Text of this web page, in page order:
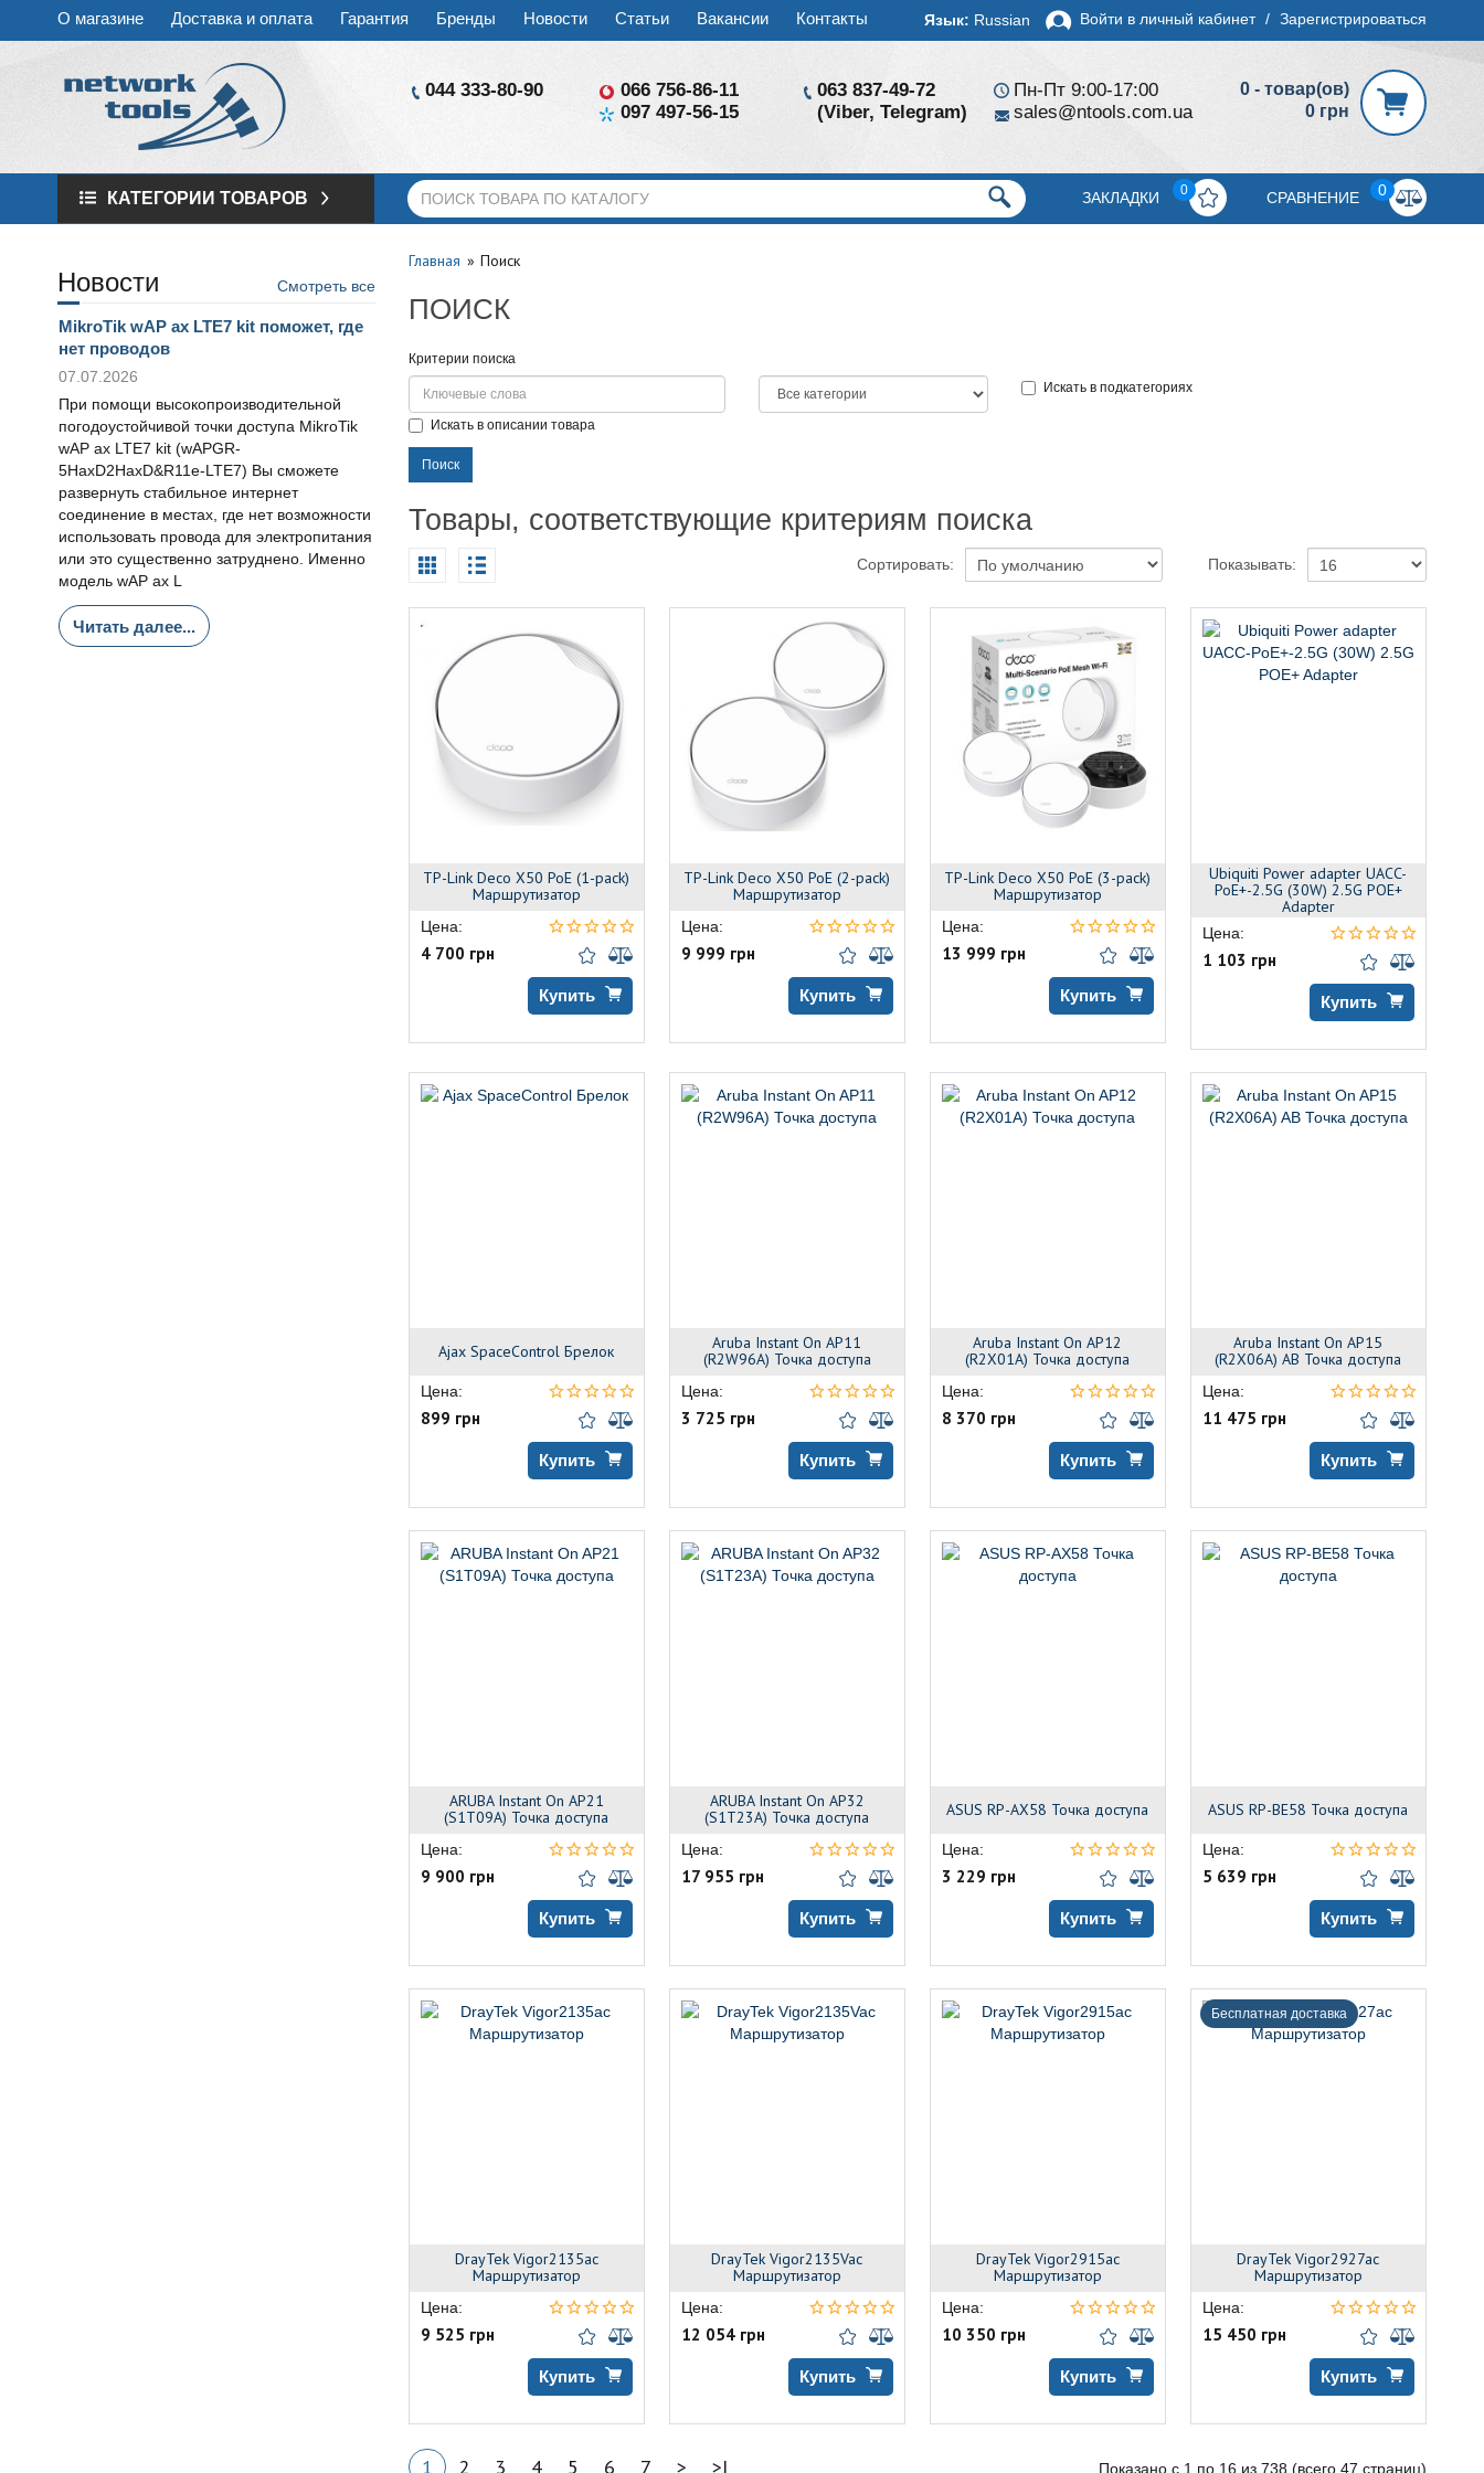
О магазине Доставка и оплата Гарантия Бренды Новости Статьи Вакансии Контакты Язык: Russian Войти в личный кабинет / Зарегистрироваться
044 333-80-90
066 756-86-11
097 497-56-15
063 837-49-72
(Viber, Telegram)
Пн-Пт 9:00-17:00
sales@ntools.com.ua
0 - товар(ов)
0 грн
КАТЕГОРИИ ТОВАРОВ ЗАКЛАДКИ 0 СРАВНЕНИЕ 0
Новости Смотреть все
MikroTik wAP ax LTE7 kit поможет, где
нет проводов
07.07.2026
При помощи высокопроизводительной
погодоустойчивой точки доступа MikroTik
wAP ax LTE7 kit (wAPGR-
5HaxD2HaxD&R11e-LTE7) Вы сможете
развернуть стабильное интернет
соединение в местах, где нет возможности
использовать провода для электропитания
или это существенно затруднено. Именно
модель wAP ax L
Читать далее...
Главная Поиск
ПОИСК
Критерии поиска
Искать в подкатегориях
Искать в описании товара
Товары, соответствующие критериям поиска
Сортировать: Показывать:
TP-Link Deco X50 PoE (1-pack)
Маршрутизатор
Цена:
4 700 грн
Купить
TP-Link Deco X50 PoE (2-pack)
Маршрутизатор
Цена:
9 999 грн
Купить
TP-Link Deco X50 PoE (3-pack)
Маршрутизатор
Цена:
13 999 грн
Купить
Ubiquiti Power adapter UACC-
PoE+-2.5G (30W) 2.5G POE+
Adapter
Цена:
1 103 грн
Купить
Ajax SpaceControl Брелок
Цена:
899 грн
Купить
Aruba Instant On AP11
(R2W96A) Точка доступа
Цена:
3 725 грн
Купить
Aruba Instant On AP12
(R2X01A) Точка доступа
Цена:
8 370 грн
Купить
Aruba Instant On AP15
(R2X06A) AB Точка доступа
Цена:
11 475 грн
Купить
ARUBA Instant On AP21
(S1T09A) Точка доступа
Цена:
9 900 грн
Купить
ARUBA Instant On AP32
(S1T23A) Точка доступа
Цена:
17 955 грн
Купить
ASUS RP-AX58 Точка доступа
Цена:
3 229 грн
Купить
ASUS RP-BE58 Точка доступа
Цена:
5 639 грн
Купить
DrayTek Vigor2135ac
Маршрутизатор
Цена:
9 525 грн
Купить
DrayTek Vigor2135Vac
Маршрутизатор
Цена:
12 054 грн
Купить
DrayTek Vigor2915ac
Маршрутизатор
Цена:
10 350 грн
Купить
Бесплатная доставка
DrayTek Vigor2927ac
Маршрутизатор
Цена:
15 450 грн
Купить
1 2 3 4 5 6 7 > >| Показано с 1 по 16 из 738 (всего 47 страниц)